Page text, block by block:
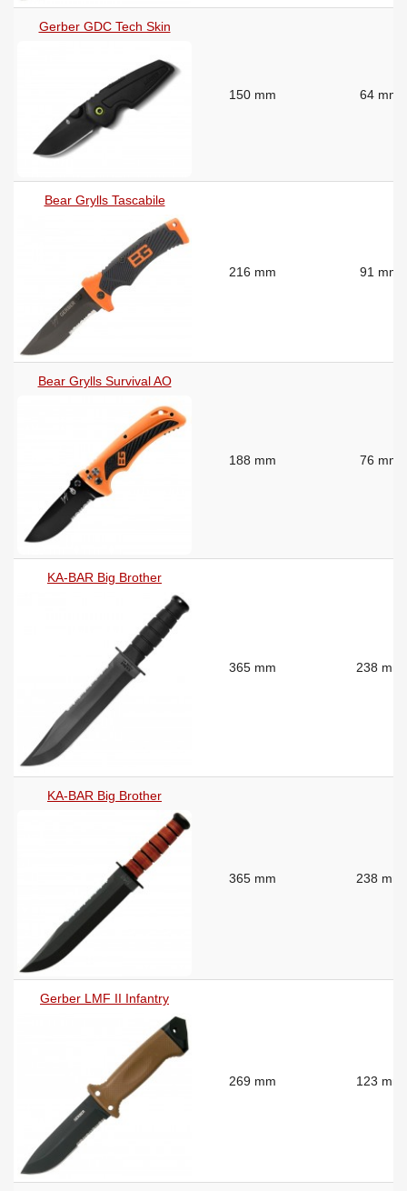
Gerber GDC Tech Skin
150 mm 64 mm
Bear Grylls Tascabile
216 mm 91 mm
Bear Grylls Survival AO
188 mm 76 mm
KA-BAR Big Brother
365 mm 238 mm
KA-BAR Big Brother
365 mm 238 mm
Gerber LMF II Infantry
269 mm 123 mm